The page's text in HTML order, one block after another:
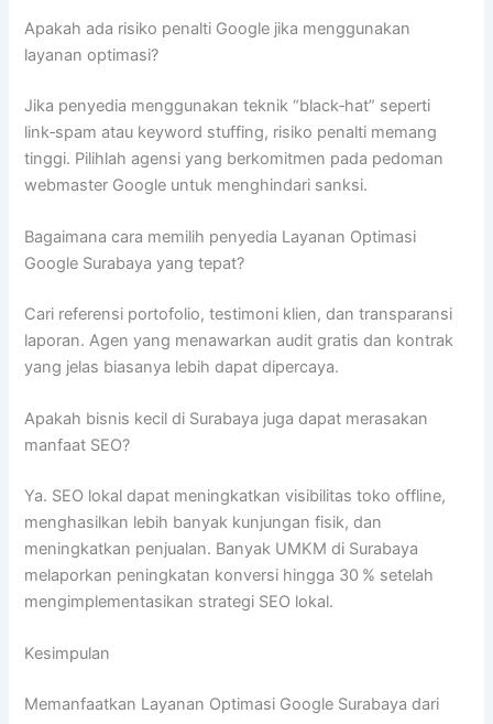
Apakah ada risiko penalti Google jika menggunakan
layanan optimasi?
Jika penyedia menggunakan teknik “black‑hat” seperti
link‑spam atau keyword stuffing, risiko penalti memang
tinggi. Pilihlah agensi yang berkomitmen pada pedoman
webmaster Google untuk menghindari sanksi.
Bagaimana cara memilih penyedia Layanan Optimasi
Google Surabaya yang tepat?
Cari referensi portofolio, testimoni klien, dan transparansi
laporan. Agen yang menawarkan audit gratis dan kontrak
yang jelas biasanya lebih dapat dipercaya.
Apakah bisnis kecil di Surabaya juga dapat merasakan
manfaat SEO?
Ya. SEO lokal dapat meningkatkan visibilitas toko offline,
menghasilkan lebih banyak kunjungan fisik, dan
meningkatkan penjualan. Banyak UMKM di Surabaya
melaporkan peningkatan konversi hingga 30 % setelah
mengimplementasikan strategi SEO lokal.
Kesimpulan
Memanfaatkan Layanan Optimasi Google Surabaya dari